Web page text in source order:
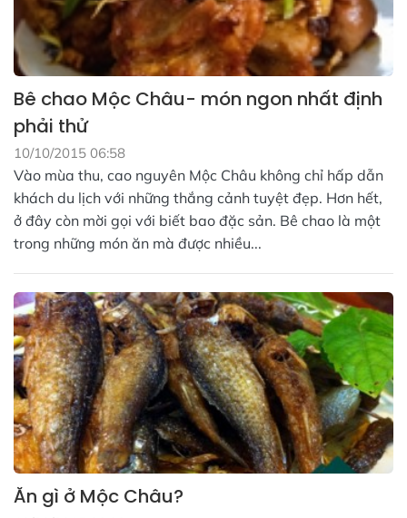
Bê chao Mộc Châu- món ngon nhất định
phải thử
10/10/2015 06:58
Vào mùa thu, cao nguyên Mộc Châu không chỉ hấp dẫn
khách du lịch với những thắng cảnh tuyệt đẹp. Hơn hết,
ở đây còn mời gọi với biết bao đặc sản. Bê chao là một
trong những món ăn mà được nhiều...
Ăn gì ở Mộc Châu?